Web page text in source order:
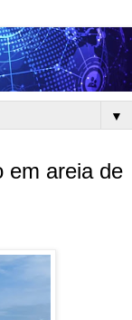
▼
em areia de